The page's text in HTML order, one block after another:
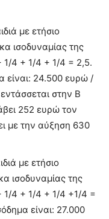
με ετήσιο
ισοδυναμίας της
1/4 + 1/4 + 1/4 = 2,5.
είναι: 24.500 ευρώ /
στην Β
252 ευρώ τον
με την αύξηση 630
με ετήσιο
ισοδυναμίας της
1/4 + 1/4 + 1/4 +1/4 =
είναι: 27.000